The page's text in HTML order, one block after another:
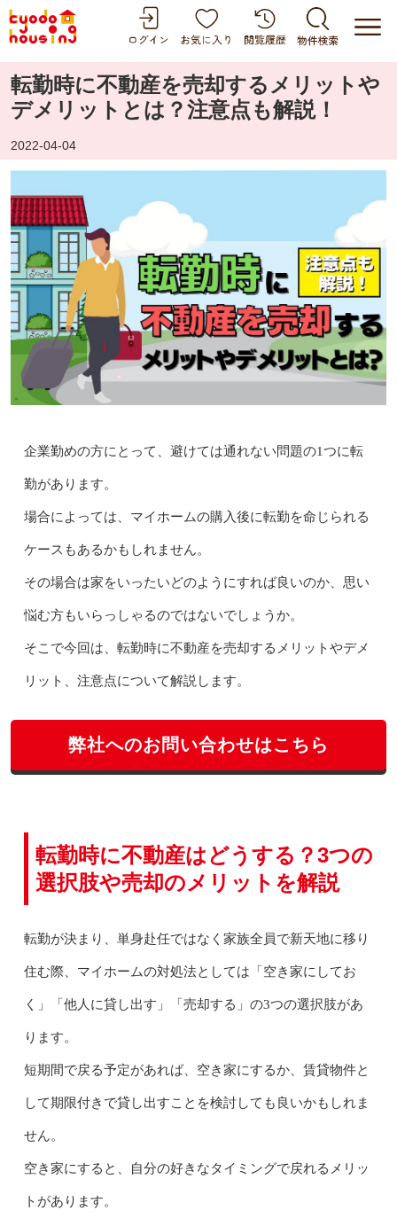
転勤時に不動産を売却するメリットや
デメリットとは？注意点も解説！
2022-04-04
企業勤めの方にとって、避けては通れない問題の1つに転
勤があります。
場合によっては、マイホームの購入後に転勤を命じられる
ケースもあるかもしれません。
その場合は家をいったいどのようにすれば良いのか、思い
悩む方もいらっしゃるのではないでしょうか。
そこで今回は、転勤時に不動産を売却するメリットやデメ
リット、注意点について解説します。
弊社へのお問い合わせはこちら
転勤時に不動産はどうする？3つの
選択肢や売却のメリットを解説
転勤が決まり、単身赴任ではなく家族全員で新天地に移り
住む際、マイホームの対処法としては「空き家にしてお
く」「他人に貸し出す」「売却する」の3つの選択肢があ
ります。
短期間で戻る予定があれば、空き家にするか、賃貸物件と
して期限付きで貸し出すことを検討しても良いかもしれま
せん。
空き家にすると、自分の好きなタイミングで戻れるメリッ
トがあります。